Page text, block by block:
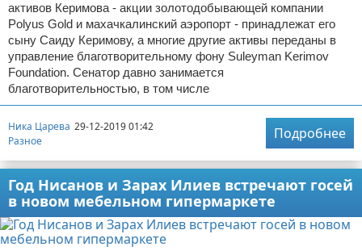
активов Керимова - акции золотодобывающей компании
Polyus Gold и махачкалинский аэропорт - принадлежат его
сыну Саиду Керимову, а многие другие активы переданы в
управление благотворительному фону Suleyman Kerimov
Foundation. Сенатор давно занимается
благотворительностью, в том числе
Ника Царева 29-12-2019 01:42
Разное
Подробнее
Год Нисанов и Зарах Илиев встречают госей
в новом мебельном гипермаркете